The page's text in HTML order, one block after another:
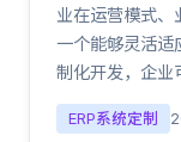
业在运营模式、
一个能够灵活适
制化开发，企业
ERP系统定制